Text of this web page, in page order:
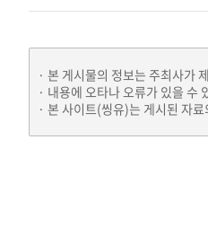
본 게시물의 정보는 주최사가
내용에 오타나 오류가 있을 수
본 사이트(씽유)는 게시된 자